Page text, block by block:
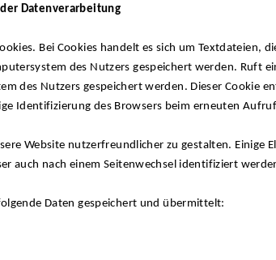
Datenverarbeitung
Bei Cookies handelt es sich um Textdateien,
des Nutzers gespeichert werden. Ruft
des Nutzers gespeichert werden. Dieser Cookie
Identifizierung des Browsers beim erneuten
Website nutzerfreundlicher zu gestalten. Einige
auch nach einem Seitenwechsel identifiziert
Daten gespeichert und übermittelt: